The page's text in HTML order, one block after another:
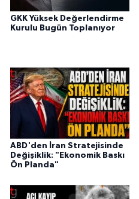
GKK Yüksek Değerlendirme
Kurulu Bugün Toplanıyor
ABD'den İran Stratejisinde
Değişiklik: "Ekonomik Baskı
Ön Planda"